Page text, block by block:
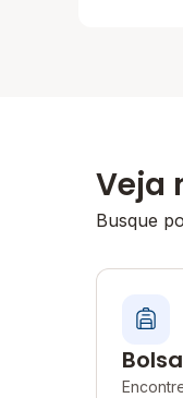
Veja
Busque